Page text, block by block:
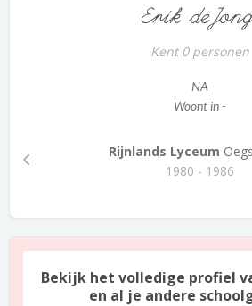
Erik
Kent 0 personen
NA
Woont in -
Rijnlands Lyceum
1980 - 1986
Bekijk het volledige profiel
en al je andere